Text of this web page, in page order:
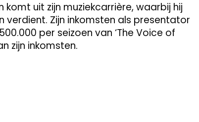
uit zijn muziekcarrière, waarbij hij
Zijn inkomsten als presentator
per seizoen van ‘The Voice of
zijn inkomsten.